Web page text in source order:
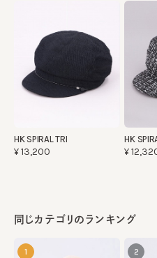
HK SPIRAL TRI
¥13,200
HK
同じカテゴリのランキング
1 2